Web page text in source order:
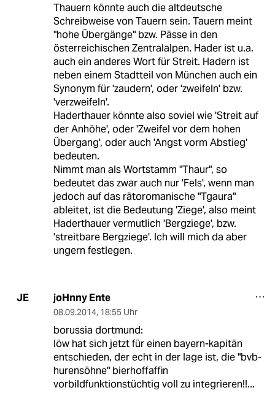
Thauern könnte auch die altdeutsche
Schreibweise von Tauern sein. Tauern meint
"hohe Übergänge" bzw. Pässe in den
österreichischen Zentralalpen. Hader ist u.a.
auch ein anderes Wort für Streit. Hadern ist
neben einem Stadtteil von München auch ein
Synonym für 'zaudern', oder 'zweifeln' bzw.
'verzweifeln'.
Haderthauer könnte also soviel wie 'Streit auf
der Anhöhe', oder 'Zweifel vor dem hohen
Übergang', oder auch 'Angst vorm Abstieg'
bedeuten.
Nimmt man als Wortstamm "Thaur", so
bedeutet das zwar auch nur 'Fels', wenn man
jedoch auf das rätoromanische "Tgaura"
ableitet, ist die Bedeutung 'Ziege', also meint
Haderthauer vermutlich 'Bergziege', bzw.
'streitbare Bergziege'. Ich will mich da aber
ungern festlegen.
JE joHnny Ente
08.09.2014, 18:55 Uhr
borussia dortmund:
löw hat sich jetzt für einen bayern-kapitän
entschieden, der echt in der lage ist, die "bvb-
hurensöhne" bierhoffaffin
vorbildfunktionstüchtig voll zu integrieren!!...